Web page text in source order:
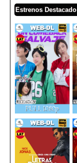
Estrenos Destacado